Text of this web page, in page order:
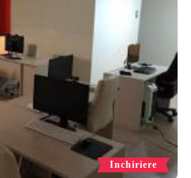
Inchiriere